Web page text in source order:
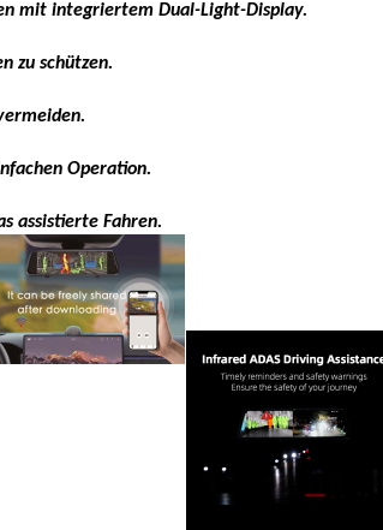
mit integriertem Dual-Light-Display.
zu schützen.
Operation.
assistierte Fahren.